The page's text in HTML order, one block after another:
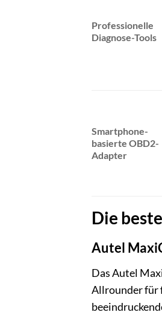
Professionelle
Diagnose-Tools
Smartphone-
basierte OBD2-
Adapter
Die
Autel
Das Autel
Allrounder für